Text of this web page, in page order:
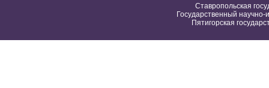
Ставропольская
Государственный научно-
Пятигорская